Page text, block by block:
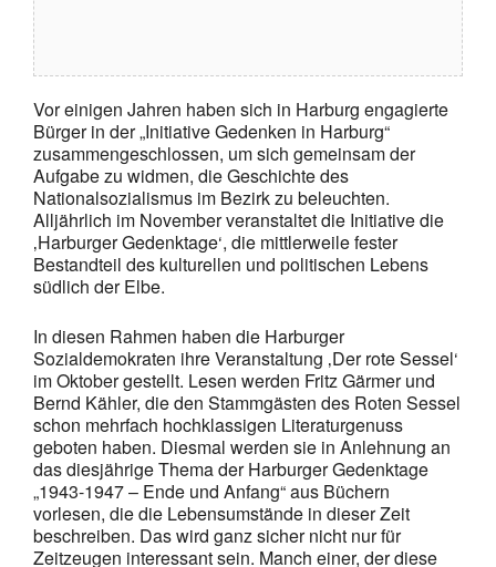
Vor einigen Jahren haben sich in Harburg engagierte
Bürger in der „Initiative Gedenken in Harburg“
zusammengeschlossen, um sich gemeinsam der
Aufgabe zu widmen, die Geschichte des
Nationalsozialismus im Bezirk zu beleuchten.
Alljährlich im November veranstaltet die Initiative die
‚Harburger Gedenktage‘, die mittlerweile fester
Bestandteil des kulturellen und politischen Lebens
südlich der Elbe.
In diesen Rahmen haben die Harburger
Sozialdemokraten ihre Veranstaltung ‚Der rote Sessel‘
im Oktober gestellt. Lesen werden Fritz Gärmer und
Bernd Kähler, die den Stammgästen des Roten Sessel
schon mehrfach hochklassigen Literaturgenuss
geboten haben. Diesmal werden sie in Anlehnung an
das diesjährige Thema der Harburger Gedenktage
„1943-1947 – Ende und Anfang“ aus Büchern
vorlesen, die die Lebensumstände in dieser Zeit
beschreiben. Das wird ganz sicher nicht nur für
Zeitzeugen interessant sein. Manch einer, der diese